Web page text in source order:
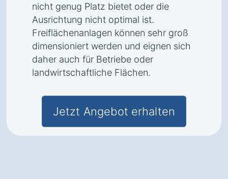
nicht genug Platz bietet oder die
Ausrichtung nicht optimal ist.
Freiflächenanlagen können sehr groß
dimensioniert werden und eignen sich
daher auch für Betriebe oder
landwirtschaftliche Flächen.
Jetzt Angebot erhalten